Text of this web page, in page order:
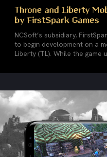
Throne and Liberty
by FirstSpark Games
NCSoft’s subsidiary,
to begin development on a
Liberty (TL). While the game